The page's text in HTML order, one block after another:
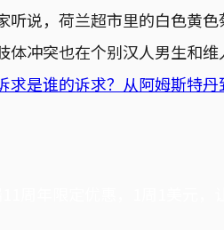
听说，荷兰超市里的白色黄
体冲突也在个别汉人男生和
求是谁的诉求？从阿姆斯特